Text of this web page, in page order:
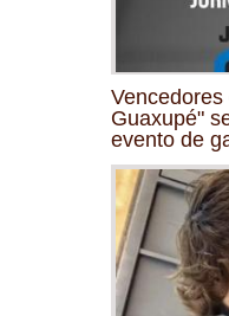
Guaxupé"
evento de